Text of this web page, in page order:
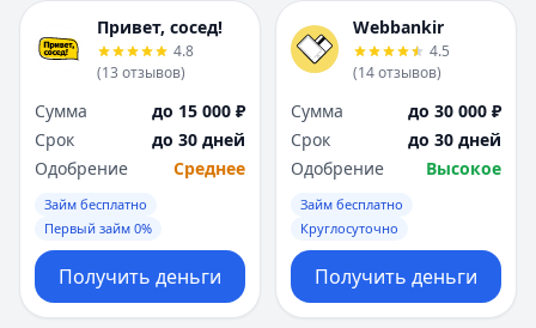
Привет, сосед!
4.8
(13 отзывов)
Сумма
до 15 000 ₽
Срок
до 30 дней
Одобрение
Среднее
Займ бесплатно
Первый займ 0%
Получить деньги
Webbankir
4.5
(14отзывов)
Сумма
до 30 000 ₽
Срок
до 30 дней
Одобрение
Высокое
Займ бесплатно
Круглосуточно
Получить деньги